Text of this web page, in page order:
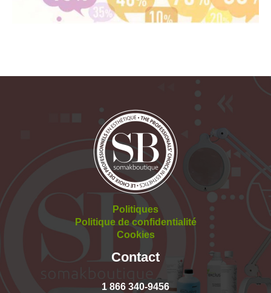
Politiques
Politique de confidentialité
Cookies
Contact
1 866 340-9456